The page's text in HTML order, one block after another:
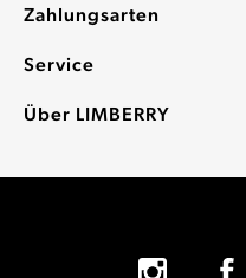
Zahlungsarten
Service
Über LIMBERRY